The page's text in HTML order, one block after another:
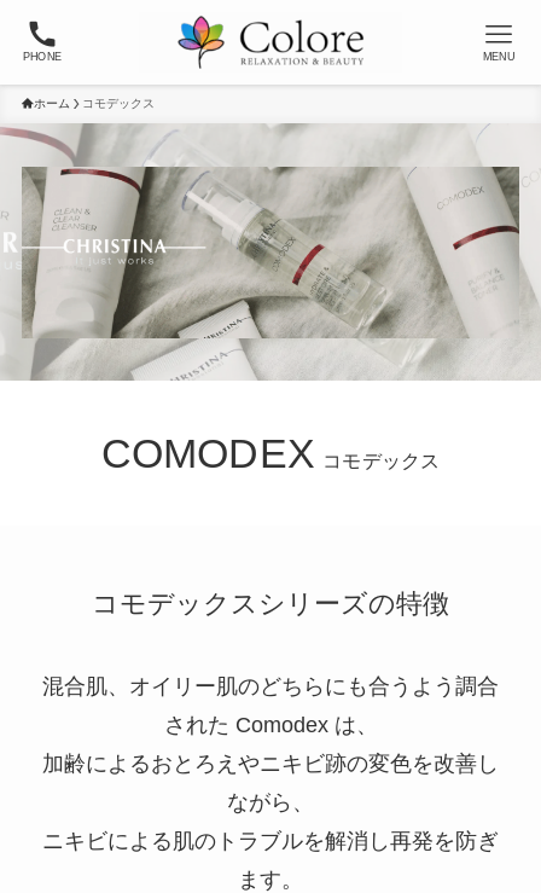
PHONE MENU
ホーム コモデックス
COMODEX コモデックス
コモデックスシリーズの特徴
混合肌、オイリー肌のどちらにも合うよう調合
された Comodex は、
加齢によるおとろえやニキビ跡の変色を改善し
ながら、
ニキビによる肌のトラブルを解消し再発を防ぎ
ます。